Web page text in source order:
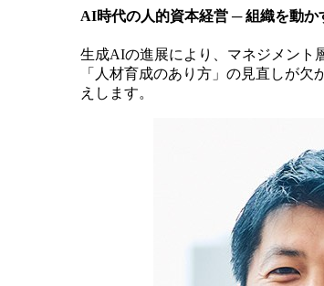
AI時代の人的資本経営 ─ 組織を動
生成AIの進展により、マネジメント
「人材育成のあり方」の見直しが
えします。